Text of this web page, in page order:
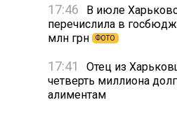
17:46
В июле
перечислила в
млн грн
ФОТО
17:41
Отец из
четверть миллиона
алиментам